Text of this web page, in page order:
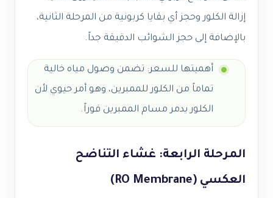
إزالة الكلور وحجز أي بقايا كربونية من المرحلة الثانية،
بالإضافة إلى حجز الشوائب الدقيقة جداً.
أهميتها للسعر: تضمن وصول مياه خالية
تماماً من الكلور للممبرين، وهو أمر حيوي لأن
الكلور يدمر مسام الممبرين فوراً.
المرحلة الرابعة: غشاء التناضح
العكسي (RO Membrane)